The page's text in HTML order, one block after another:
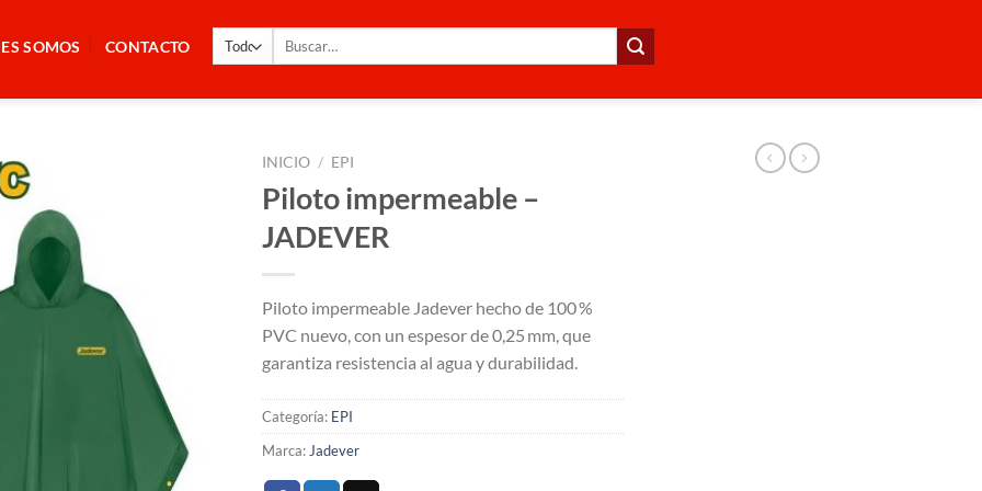
SOMOS CONTACTO
Buscar
INICIO / EPI
Piloto impermeable –
JADEVER
Piloto impermeable Jadever hecho de 100 %
PVC nuevo, con un espesor de 0,25 mm, que
garantiza resistencia al agua y durabilidad.
Categoría: EPI
Marca: Jadever